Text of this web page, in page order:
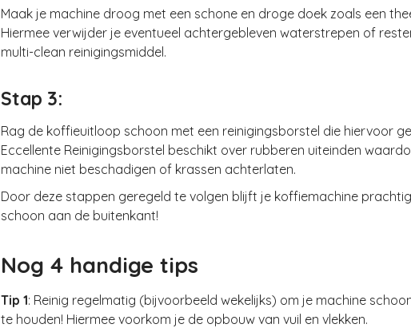
Maak je machine droog met een schone en droge doek zoals een
Hiermee verwijder je eventueel achtergebleven waterstrepen of
multi-clean reinigingsmiddel.
Stap 3:
Rag de koffieuitloop schoon met een reinigingsborstel die hiervoor
Eccellente Reinigingsborstel beschikt over rubberen uiteinden
machine niet beschadigen of krassen achterlaten.
Door deze stappen geregeld te volgen blijft je koffiemachine
schoon aan de buitenkant!
Nog 4 handige tips
Tip 1: Reinig regelmatig (bijvoorbeeld wekelijks) om je machine
te houden! Hiermee voorkom je de opbouw van vuil en vlekken.